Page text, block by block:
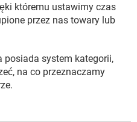
któremu ustawimy czas
przez nas towary lub
posiada system kategorii,
na co przeznaczamy